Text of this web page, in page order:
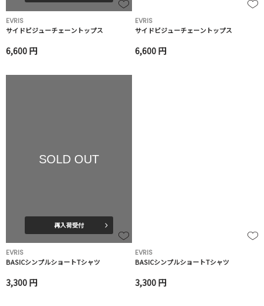
EVRIS
サイドビジューチェーントップス
6,600 円
EVRIS
サイドビジューチェーントップス
6,600 円
SOLD OUT
再入荷受付
EVRIS
BASICシンプルショートTシャツ
3,300 円
EVRIS
BASICシンプルショートTシャツ
3,300 円